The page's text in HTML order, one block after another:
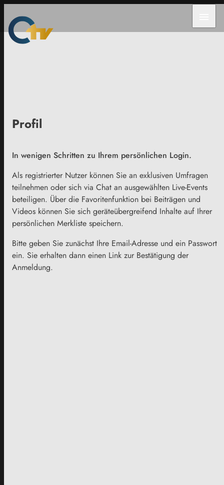
Profil
In wenigen Schritten zu Ihrem persönlichen Login.
Als registrierter Nutzer können Sie an exklusiven Umfragen
teilnehmen oder sich via Chat an ausgewählten Live-Events
beteiligen. Über die Favoritenfunktion bei Beiträgen und
Videos können Sie sich geräteübergreifend Inhalte auf Ihrer
persönlichen Merkliste speichern.
Bitte geben Sie zunächst Ihre Email-Adresse und ein Passwort
ein. Sie erhalten dann einen Link zur Bestätigung der
Anmeldung.